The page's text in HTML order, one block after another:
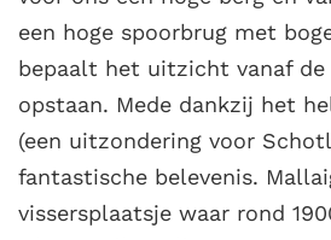
een hoge spoorbrug met
bepaalt het uitzicht vanaf de
opstaan. Mede dankzij het
(een uitzondering voor
fantastische belevenis.
vissersplaatsje waar rond